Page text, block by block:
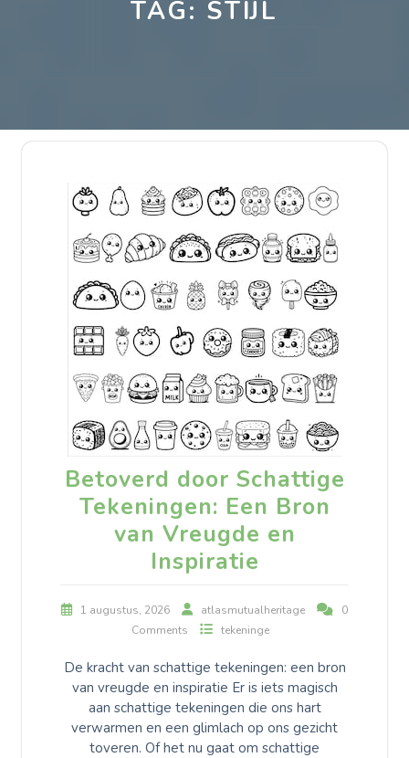
TAG: STIJL
Betoverd door Schattige
Tekeningen: Een Bron
van Vreugde en
Inspiratie
1 augustus, 2026 atlasmutualheritage
0
Comments
tekeninge
De kracht van schattige tekeningen: een bron
van vreugde en inspiratie Er is iets magisch
aan schattige tekeningen die ons hart
verwarmen en een glimlach op ons gezicht
toveren. Of het nu gaat om schattige